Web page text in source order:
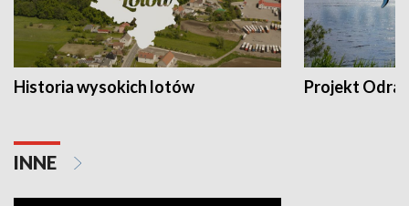
Historia wysokich lotów Projekt Odra
INNE